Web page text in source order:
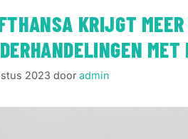
KRIJGT
MET
2023 door admin